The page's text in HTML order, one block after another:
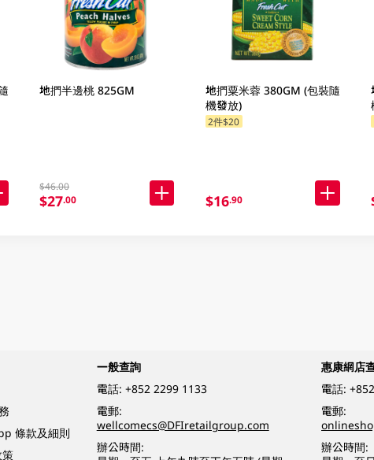
地捫半邊桃 825GM
$46.00
$27.00
地捫粟米蓉 380GM (包裝隨
機發放)
2件$20
$16.90
條款及細則
一般查詢
電話: +852 2299 1133
電郵:
wellcomecs@DFIretailgroup.com
辦公時間:
惠康網店
電話:
電郵:
辦公時間: